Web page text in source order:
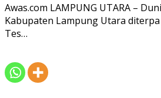
Awas.com LAMPUNG UTARA –
Kabupaten Lampung Utara
Tes…